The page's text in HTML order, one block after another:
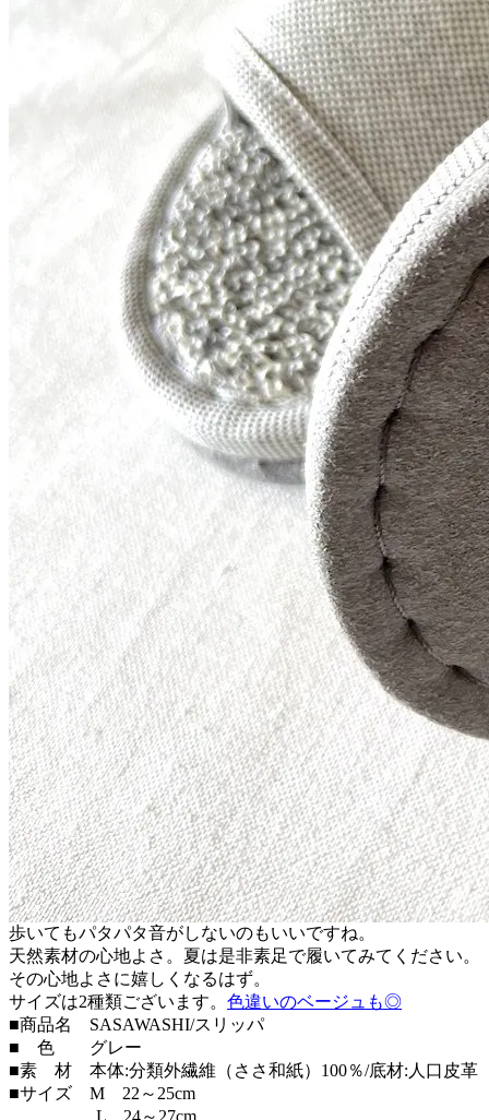
歩いてもパタパタ音がしないのもいいですね。
天然素材の心地よさ。夏は是非素足で履いてみてください。
その心地よさに嬉しくなるはず。
サイズは2種類ございます。 色違いのベージュも◎
■商品名 SASAWASHI/スリッパ
■ 色 グレー
■素 材 本体:分類外繊維（ささ和紙）100％/底材:人口皮革
■サイズ M 22～25cm
L 24～27cm